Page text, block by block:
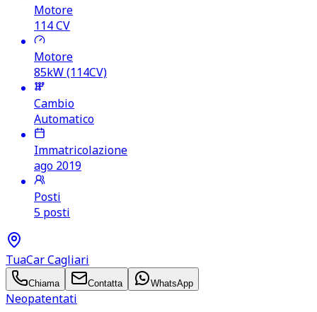
Motore
114CV
Motore
85kW (114CV)
Cambio
Automatico
Immatricolazione
ago 2019
Posti
5 posti
TuaCar Cagliari
Chiama Contatta WhatsApp
Neopatentati